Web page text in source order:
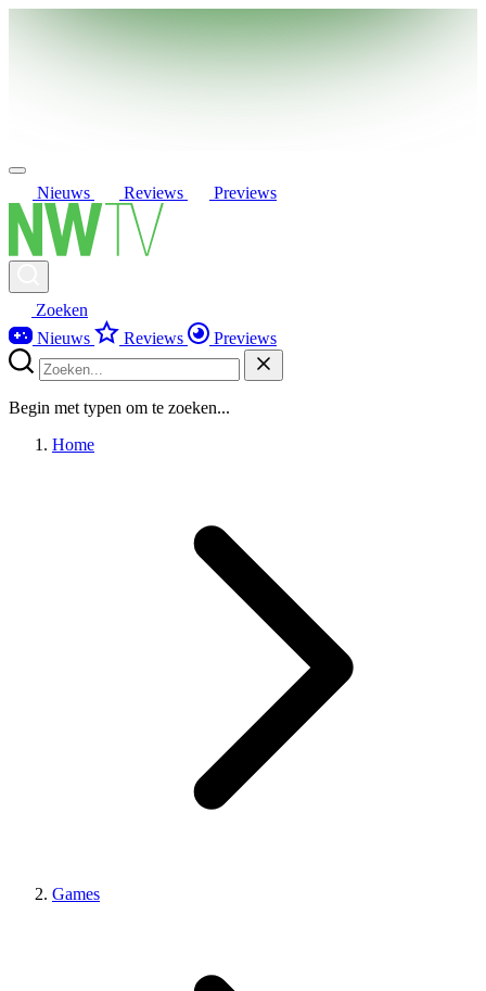
Nieuws Reviews Previews
Zoeken
Nieuws
Reviews Previews
Begin met typen om te zoeken...
Home
Games